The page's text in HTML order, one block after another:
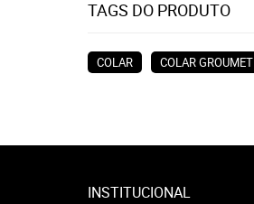
TAGS DO PRODUTO
COLAR COLAR GROUMET
INSTITUCIONAL